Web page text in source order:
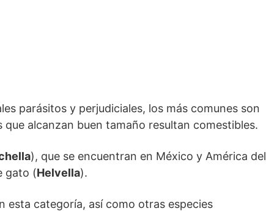
parásitos y perjudiciales, los más comunes son
que alcanzan buen tamaño resultan comestibles.
), que se encuentran en México y América del
gato (Helvella).
esta categoría, así como otras especies